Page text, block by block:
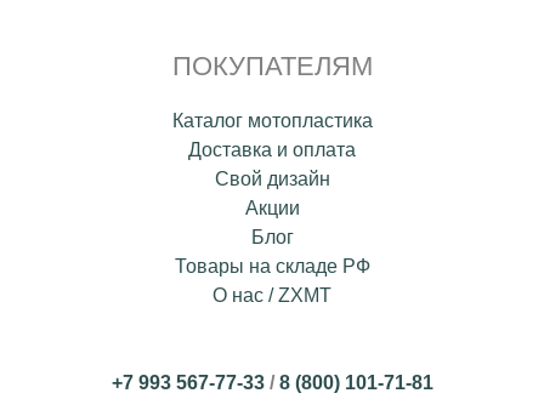
ПОКУПАТЕЛЯМ
Каталог мотопластика
Доставка и оплата
Свой дизайн
Акции
Блог
Товары на складе РФ
О нас / ZXMT
+7 993 567-77-33/8 (800) 101-71-81